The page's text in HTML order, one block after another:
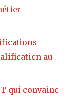
au
qui convainc